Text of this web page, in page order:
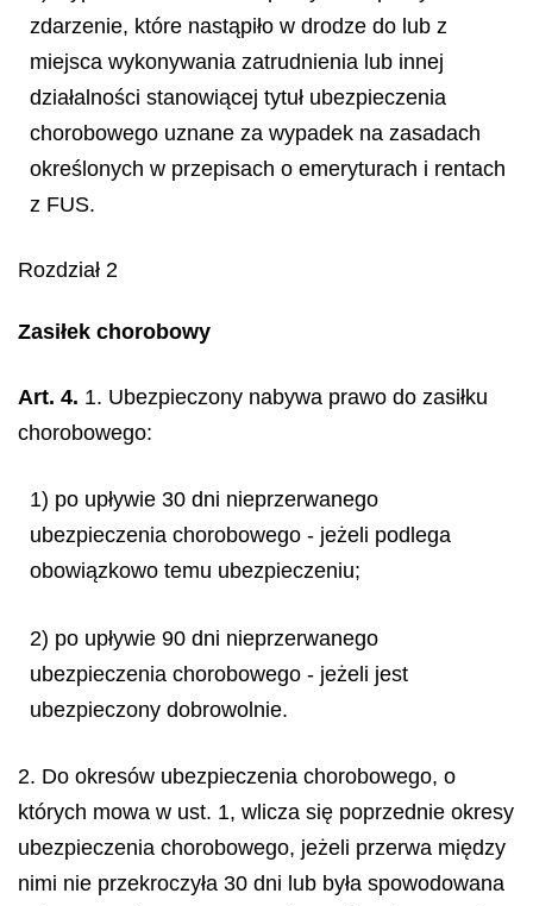
zdarzenie, które nastąpiło w drodze do lub z
miejsca wykonywania zatrudnienia lub innej
działalności stanowiącej tytuł ubezpieczenia
chorobowego uznane za wypadek na zasadach
określonych w przepisach o emeryturach i rentach
z FUS.
Rozdział 2
Zasiłek chorobowy
Art. 4. 1. Ubezpieczony nabywa prawo do zasiłku
chorobowego:
1) po upływie 30 dni nieprzerwanego
ubezpieczenia chorobowego - jeżeli podlega
obowiązkowo temu ubezpieczeniu;
2) po upływie 90 dni nieprzerwanego
ubezpieczenia chorobowego - jeżeli jest
ubezpieczony dobrowolnie.
2. Do okresów ubezpieczenia chorobowego, o
których mowa w ust. 1, wlicza się poprzednie okresy
ubezpieczenia chorobowego, jeżeli przerwa między
nimi nie przekroczyła 30 dni lub była spowodowana